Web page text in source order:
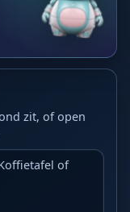
zit, of open
of